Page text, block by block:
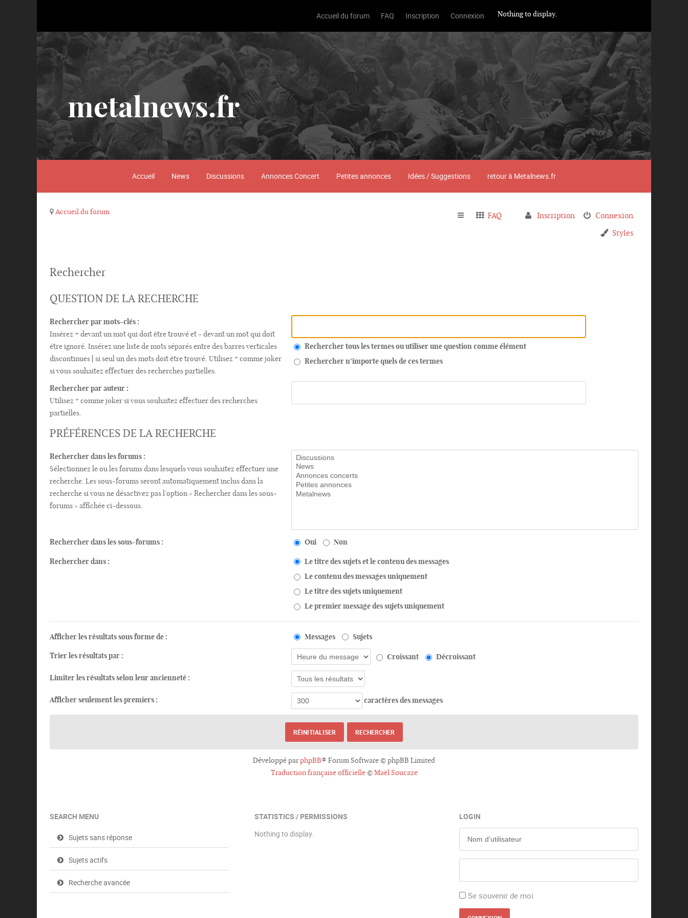
Accueil du forum FAQ Inscription Connexion Nothing to display.
metalnews.fr
Accueil News Discussions Annonces Concert Petites annonces Idées / Suggestions retour à Metalnews.fr
Accueil du forum FAQ Connexion
Inscription
Styles
Rechercher
QUESTION DE LA RECHERCHE
Rechercher par mots-clés :
Insérez +devant un mot qui doit être trouvé et- devant un mot qui doit
être ignoré. Insérez une liste de mots séparés entre des barres verticales
discontinues si seul un des mots doit être trouvé. Utilisez * comme joker
si vous souhaitez effectuer des recherches partielles.
Rechercher tous les termes ou utiliser une question comme élément
Rechercher n’importe quels de ces termes
Rechercher par auteur :
Utilisez * comme joker si vous souhaitez effectuer des recherches
partielles.
PRÉFÉRENCES DE LA RECHERCHE
Rechercher dans les forums :
Sélectionnez le ou les forums dans lesquels vous souhaitez effectuer une
recherche. Les sous-forums seront automatiquement inclus dans la
recherche si vous ne désactivez pas l’option « Rechercher dans les sous-
forums » affichée ci-dessous.
Rechercher dans les sous-forums : Oui Non
Rechercher dans :
Le titre des sujets et le contenu des messages
Le contenu des messages uniquement
Le titre des sujets uniquement
Le premier message des sujets uniquement
Afficher les résultats sous forme de : Messages Sujets
Trier les résultats par : Croissant Décroissant
Limiter les résultats selon leur ancienneté :
Afficher seulement les premiers : caractères des messages
Développé parphpBB® Forum Software © phpBB Limited
Traduction française officielle©Maël Soucaze
SEARCH MENU
Sujets sans réponse
Sujets actifs
Recherche avancée
STATISTICS / PERMISSIONS
Nothing to display.
LOGIN
Se souvenir de moi